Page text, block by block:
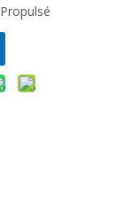
Propulsé